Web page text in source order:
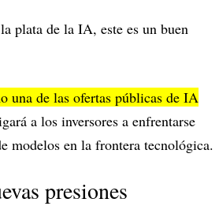
plata de la IA, este es un buen
una de las ofertas públicas de IA
a los inversores a enfrentarse
modelos en la frontera tecnológica.
presiones